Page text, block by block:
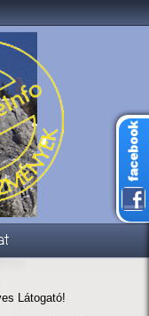
Látogató!